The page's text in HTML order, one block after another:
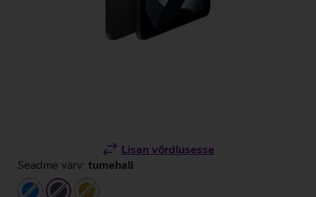
Lisan võrdlusesse
Seadme värv: tumehall
sininetumehallkuldne